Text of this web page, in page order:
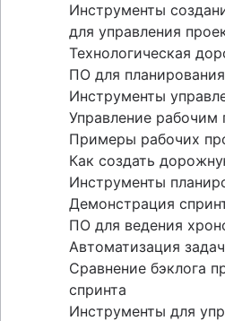
Инструменты
для управления
Технологическая
ПО для
Инструменты
Управление рабочим
Примеры рабочих
Как создать
Инструменты
Демонстрация
ПО для ведения
Автоматизация задач
Сравнение бэклога
спринта
Инструменты для